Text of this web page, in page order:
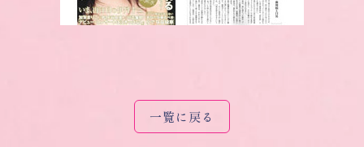
一覧に戻る